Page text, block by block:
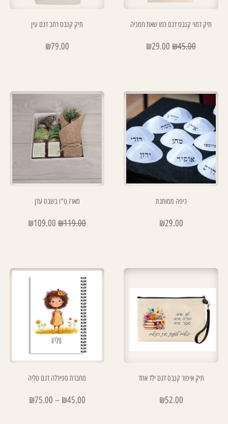
תיק דמוי קנבס דגם כמו שאת חמניה
₪45.00
₪29.00
תיק קנבס רחב דגם עין
₪79.00
כיפה ממותגת
₪29.00
מארז ט"ו בשבט עדן
₪119.00
₪109.00
תיק איפור קנבס דגם ילד אחד
₪52.00
מחברת ספירלה דגם טליה
₪45.00
–
₪75.00